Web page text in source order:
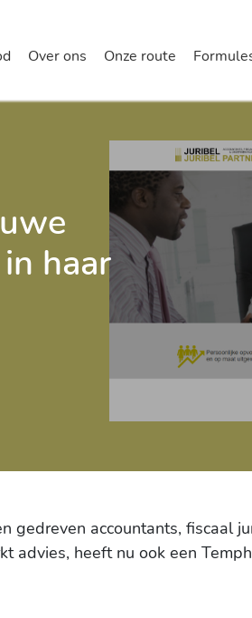
Over ons Onze route
haar
gedreven accountants, fiscaal
advies, heeft nu ook een